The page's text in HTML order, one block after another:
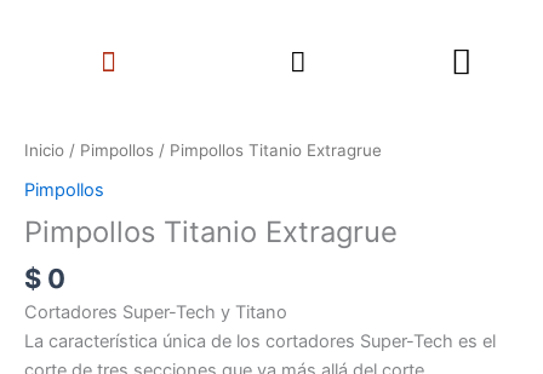
Menu Search
Inicio / Pimpollos / Pimpollos Titanio Extragrue
Pimpollos
Pimpollos Titanio Extragrue
$ 0
Cortadores Super-Tech y Titano
La característica única de los cortadores Super-Tech es el
Titanio
cantidad